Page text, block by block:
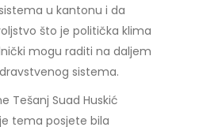
u kantonu i da
što je politička klima
mogu raditi na daljem
sistema.
Tešanj Suad Huskić
tema posjete bila